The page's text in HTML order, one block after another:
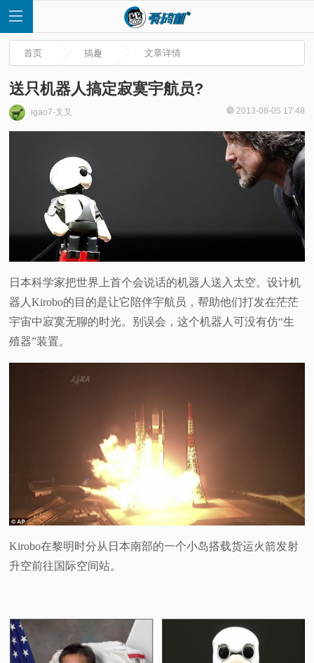
测
视
专
首页 搞趣 文章详情
送只机器人搞定寂寞宇航员?
igao7-叉叉 2013-08-05 17:48
日本科学家把世界上首个会说话的机器人送入太空。设计机
器人Kirobo的目的是让它陪伴宇航员，帮助他们打发在茫茫
宇宙中寂寞无聊的时光。别误会，这个机器人可没有仿“生
殖器”装置。
Kirobo在黎明时分从日本南部的一个小岛搭载货运火箭发射
升空前往国际空间站。